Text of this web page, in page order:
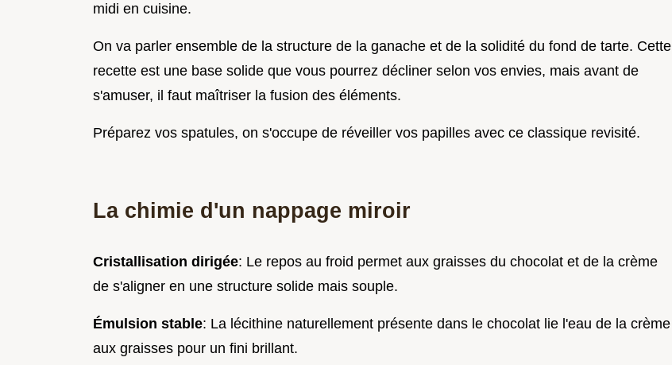
midi en cuisine.
On va parler ensemble de la structure de la ganache et de la solidité du fond de tarte. Cette
recette est une base solide que vous pourrez décliner selon vos envies, mais avant de
s'amuser, il faut maîtriser la fusion des éléments.
Préparez vos spatules, on s'occupe de réveiller vos papilles avec ce classique revisité.
La chimie d'un nappage miroir
Cristallisation dirigée: Le repos au froid permet aux graisses du chocolat et de la crème
de s'aligner en une structure solide mais souple.
Émulsion stable: La lécithine naturellement présente dans le chocolat lie l'eau de la crème
aux graisses pour un fini brillant.